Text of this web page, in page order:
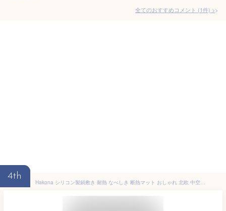
全てのおすすめコメント (1件) >
4th
Hakona シリコン製鍋敷き 耐熱 なべしき 断熱マット おしゃれ 北欧 中空 古典的な花柄 3個セット 滑り止め 防水 テーブル保護 コースター 鍋つかみ かわいいポットホルダー 厚手 お鍋シー